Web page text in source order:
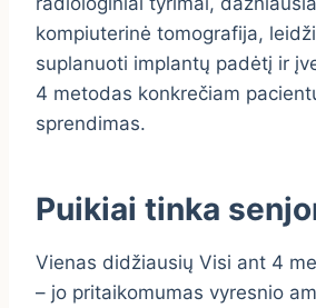
kompiuterinė tomografija,
suplanuoti implantų padėtį ir
4 metodas konkrečiam
sprendimas.
Puikiai tinka
Vienas didžiausių Visi ant 4
– jo pritaikomumas vyresnio